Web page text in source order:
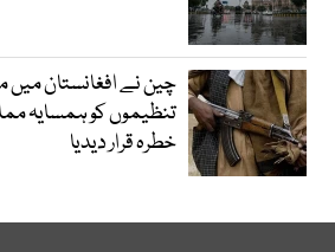
چین نے افغانستان
تنظیموں کو ہمسایہ
خطرہ قرار دیدیا